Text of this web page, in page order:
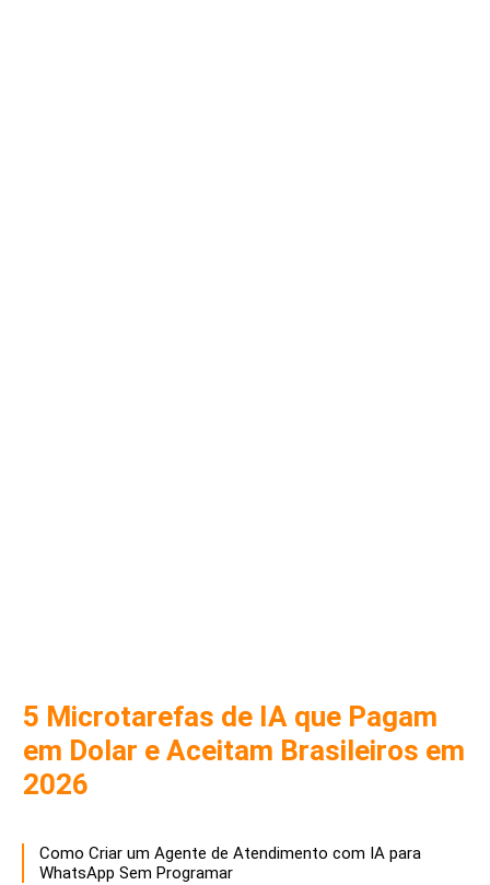
5 Microtarefas de IA que Pagam
em Dolar e Aceitam Brasileiros em
2026
Como Criar um Agente de Atendimento com IA para
WhatsApp Sem Programar